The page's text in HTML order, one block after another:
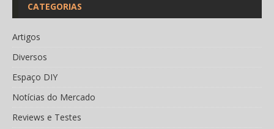
CATEGORIAS
Artigos
Diversos
Espaço DIY
Notícias do Mercado
Reviews e Testes